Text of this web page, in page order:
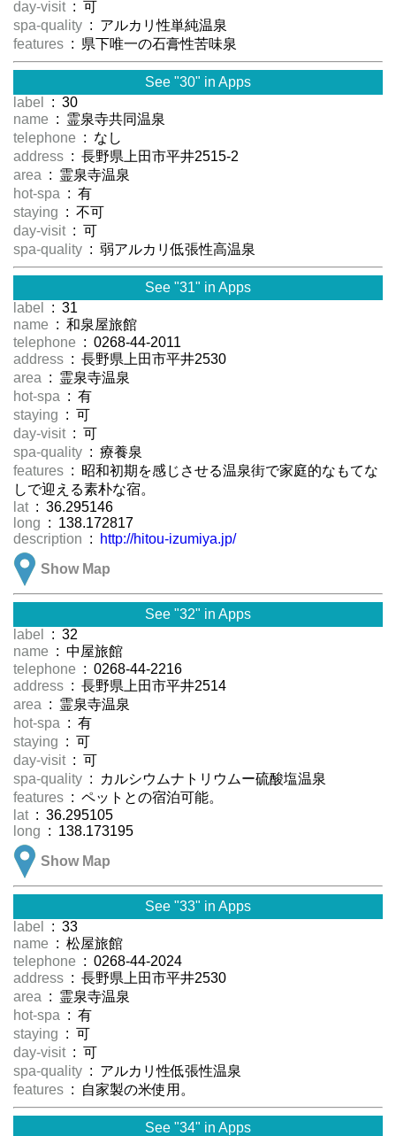
day-visit : 可
spa-quality : アルカリ性単純温泉
features : 県下唯一の石膏性苦味泉
See "30" in Apps
label
: 30
name : 霊泉寺共同温泉
telephone : なし
address : 長野県上田市平井2515-2
area : 霊泉寺温泉
hot-spa : 有
staying : 不可
day-visit : 可
spa-quality : 弱アルカリ低張性高温泉
See "31" in Apps
label
: 31
name : 和泉屋旅館
telephone : 0268-44-2011
address : 長野県上田市平井2530
area : 霊泉寺温泉
hot-spa : 有
staying : 可
day-visit : 可
spa-quality : 療養泉
features : 昭和初期を感じさせる温泉街で家庭的なもてな
しで迎える素朴な宿。
lat : 36.295146
long : 138.172817
description :
http://hitou-izumiya.jp/
Show Map
See "32" in Apps
label
: 32
name : 中屋旅館
telephone : 0268-44-2216
address : 長野県上田市平井2514
area : 霊泉寺温泉
hot-spa : 有
staying : 可
day-visit : 可
spa-quality : カルシウムナトリウムー硫酸塩温泉
features : ペットとの宿泊可能。
lat : 36.295105
long : 138.173195
Show Map
See "33" in Apps
label
: 33
name : 松屋旅館
telephone : 0268-44-2024
address : 長野県上田市平井2530
area : 霊泉寺温泉
hot-spa : 有
staying : 可
day-visit : 可
spa-quality : アルカリ性低張性温泉
features : 自家製の米使用。
See "34" in Apps